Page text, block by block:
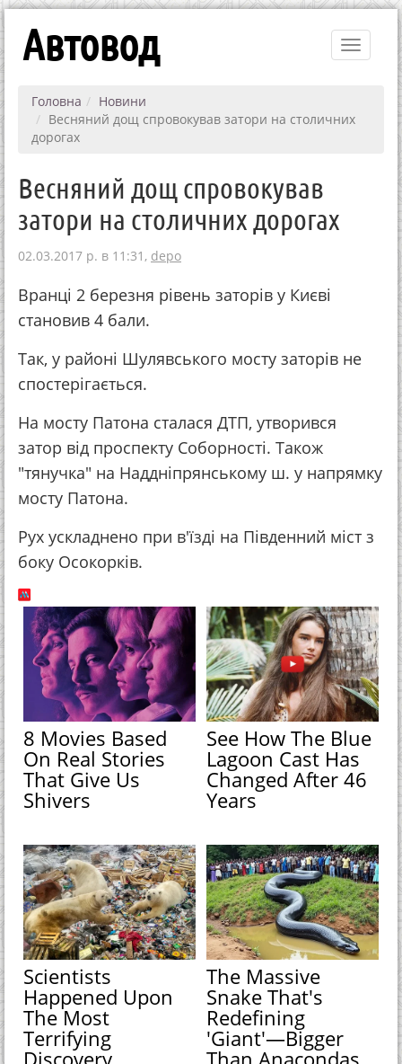
Toggle
Автовод
Головна
Новини
Весняний дощ спровокував затори на столичних
дорогах
Весняний дощ спровокував
затори на столичних дорогах
02.03.2017 р. в 11:31, depo
Вранці 2 березня рівень заторів у Києві
становив 4 бали.
Так, у районі Шулявського мосту заторів не
спостерігається.
На мосту Патона сталася ДТП, утворився
затор від проспекту Соборності. Також
"тянучка" на Наддніпрянському ш. у напрямку
мосту Патона.
Рух ускладнено при в'їзді на Південний міст з
боку Осокорків.
8 Movies Based
On Real Stories
That Give Us
Shivers
See How The Blue
Lagoon Cast Has
Changed After 46
Years
Scientists
Happened Upon
The Most
Terrifying
The Massive
Snake That's
Redefining
'Giant'—Bigger